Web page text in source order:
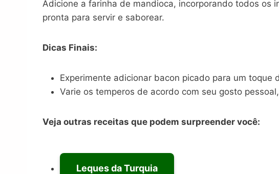
Adicione a farinha de mandioca, incorporando todos os
pronta para servir e saborear.
Dicas Finais:
Experimente adicionar bacon picado para um toque
Varie os temperos de acordo com seu gosto
Veja outras receitas que podem surpreender você:
Leques da Turquia